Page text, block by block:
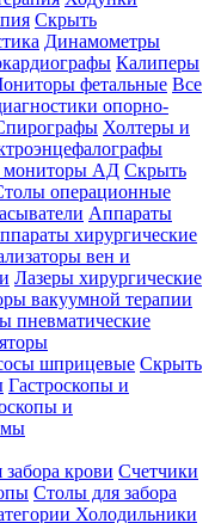
Скрыть
Динамометры
Калиперы
фетальные Все
опорно-
Холтеры и
мониторы АД Скрыть
операционные
Аппараты
хирургические
вен и
Лазеры хирургические
вакуумной терапии
пневматические
шприцевые Скрыть
Гастроскопы и
и
забора крови Счетчики
Столы для забора
Холодильники